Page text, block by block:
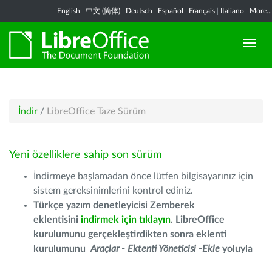
English 中文 (简体) Deutsch Español Français Italiano More...
İndir / LibreOffice Taze Sürüm
Yeni özelliklere sahip son sürüm
İndirmeye başlamadan önce lütfen bilgisayarınız için
sistem gereksinimlerini kontrol ediniz.
Türkçe yazım denetleyicisi Zemberek
eklentisini indirmek için tıklayın. LibreOffice
kurulumunu gerçekleştirdikten sonra eklenti
kurulumunu Araçlar - Ektenti Yöneticisi -Ekle yoluyla